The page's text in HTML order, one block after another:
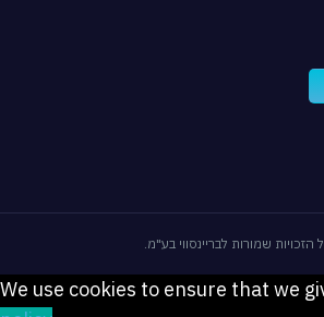
We use cookies to ensure that we